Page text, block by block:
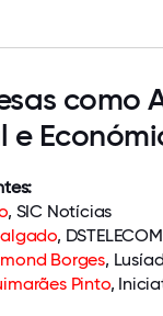
como
e
, SIC Notícias
, DSTELECOM
Borges,
Pinto,